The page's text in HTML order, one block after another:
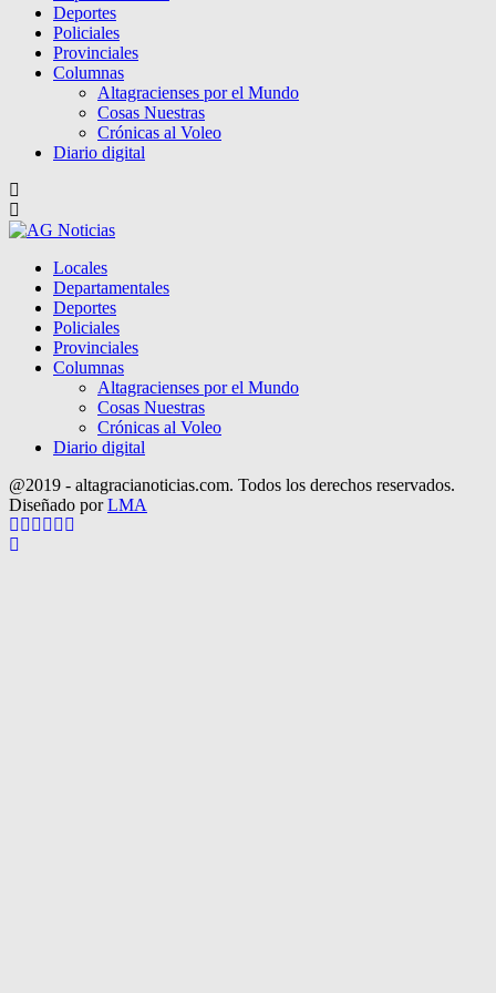
Deportes
Policiales
Provinciales
Columnas
Altagracienses por el Mundo
Cosas Nuestras
Crónicas al Voleo
Diario digital
Locales
Departamentales
Deportes
Policiales
Provinciales
Columnas
Altagracienses por el Mundo
Cosas Nuestras
Crónicas al Voleo
Diario digital
@2019 - altagracianoticias.com. Todos los derechos reservados.
Diseñado porLMA
Facebook
Twitter
Instagram
Pinterest
Google